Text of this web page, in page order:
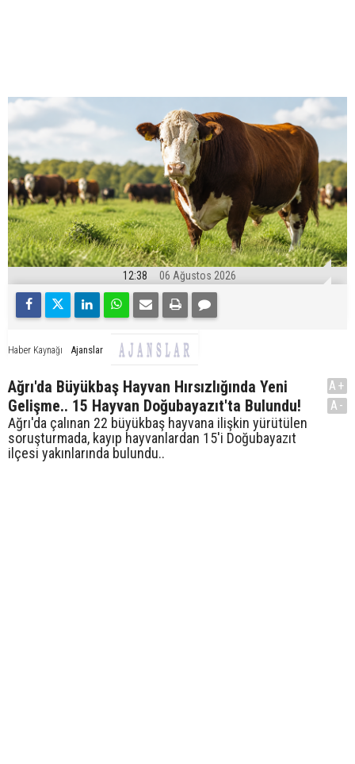
12:38 06 Ağustos 2026
Haber Kaynağı Ajanslar
Ağrı'da Büyükbaş Hayvan Hırsızlığında Yeni
Gelişme.. 15 Hayvan Doğubayazıt'ta Bulundu!
Ağrı'da çalınan 22 büyükbaş hayvana ilişkin yürütülen
soruşturmada, kayıp hayvanlardan 15'i Doğubayazıt
ilçesi yakınlarında bulundu..
A+
A-